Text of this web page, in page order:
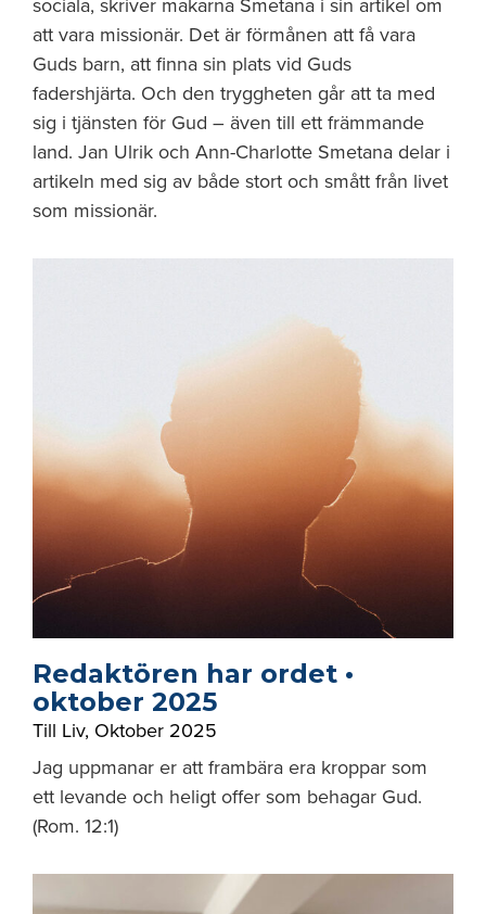
sociala, skriver makarna Smetana i sin artikel om
att vara missionär. Det är förmånen att få vara
Guds barn, att finna sin plats vid Guds
fadershjärta. Och den tryggheten går att ta med
sig i tjänsten för Gud – även till ett främmande
land. Jan Ulrik och Ann-Charlotte Smetana delar i
artikeln med sig av både stort och smått från livet
som missionär.
Redaktören har ordet •
oktober 2025
Till Liv, Oktober 2025
Jag uppmanar er att frambära era kroppar som
ett levande och heligt offer som behagar Gud.
(Rom. 12:1)